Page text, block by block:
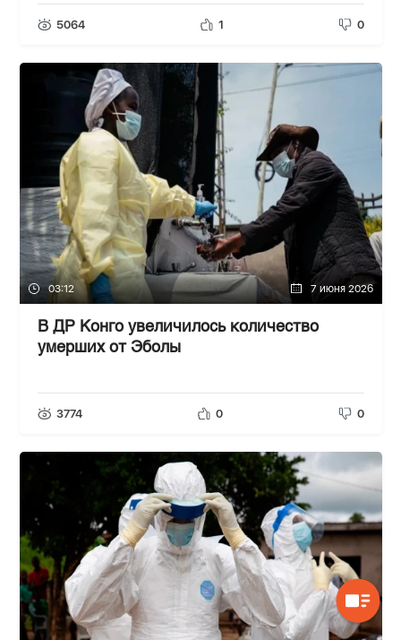
5064 1 0
03:12 7 июня 2026
В ДР Конго увеличилось количество
умерших от Эболы
3774 0 0